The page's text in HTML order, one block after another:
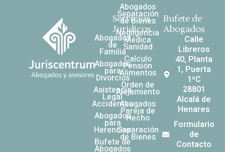
Servicios
Jurídicos
Abogados
de
Familia
Abogados
para
Divorcios
Asistencia
Legal
Accidentes
Abogados
para
Herencias
Bufete de
Abogados
Abogados
Separación
de Bienes
Negligencia
Médica
Sanidad
Calculo
Pensión
Alimentos
Orden de
Alejamiento
Abogados
Pareja de
Hecho
Separación
de Bienes
Bufete de
Abogados
Calle
Libreros
40, Planta
1, Puerta
1ºC
28801
Alcalá de
Henares
Formulario
de
Contacto